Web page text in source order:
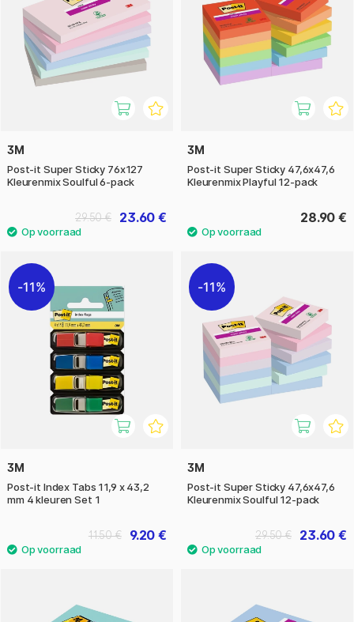
3M
Post-it Super Sticky 76x127
Kleurenmix Soulful 6-pack
23.60 €
29.50 €
3M
Post-it Super Sticky 47,6x47,6
Kleurenmix Playful 12-pack
28.90 €
11%
3M
Post-it Index Tabs 11,9 x 43,2
mm 4 kleuren Set 1
9.20 €
11.50 €
11%
3M
Post-it Super Sticky 47,6x47,6
Kleurenmix Soulful 12-pack
23.60 €
29.50 €